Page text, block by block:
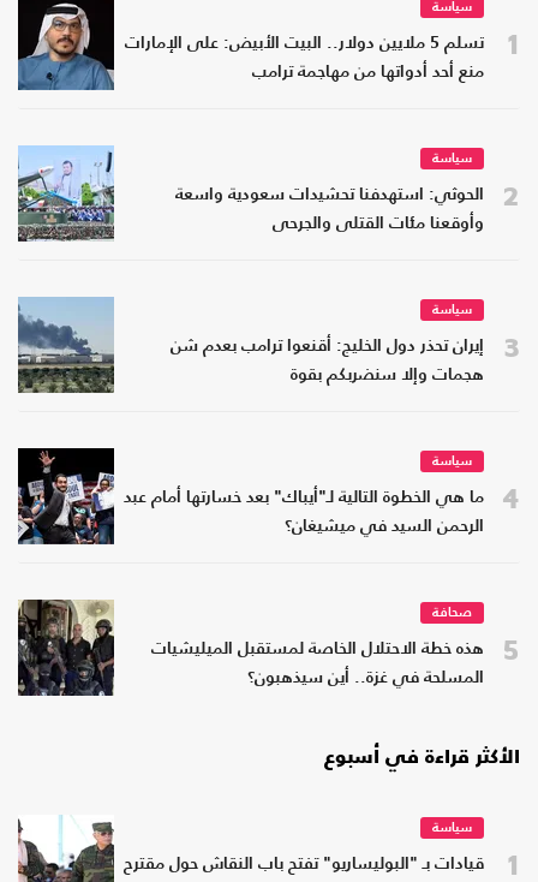
1
سياسة
تسلم 5 ملايين دولار.. البيت الأبيض: على الإمارات
منع أحد أدواتها من مهاجمة ترامب
2
سياسة
الحوثي: استهدفنا تحشيدات سعودية واسعة
وأوقعنا مئات القتلى والجرحى
3
سياسة
إيران تحذر دول الخليج: أقنعوا ترامب بعدم شن
هجمات وإلا سنضربكم بقوة
4
سياسة
ما هي الخطوة التالية لـ"أيباك" بعد خسارتها أمام عبد
الرحمن السيد في ميشيغان؟
5
صحافة
هذه خطة الاحتلال الخاصة لمستقبل الميليشيات
المسلحة في غزة.. أين سيذهبون؟
الأكثر قراءة في أسبوع
1
سياسة
قيادات بـ "البوليساريو" تفتح باب النقاش حول مقترح